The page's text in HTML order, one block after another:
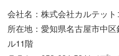
会社名：株式会社カルテッ
所在地： 愛知県名古屋市中
ル11階